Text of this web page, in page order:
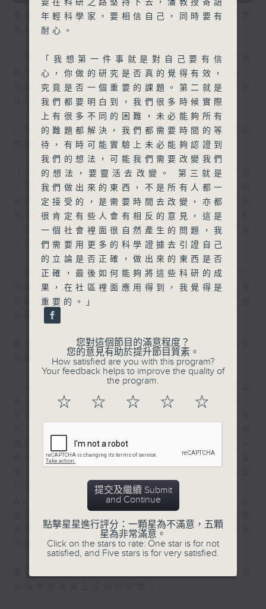
嘉賓：科技大學藝術與機器創造力學部、新興跨
學科領域學部講師秦仲宇博士
「我是秦仲宇博士，我在香港科技大學新興跨學
科領域學部和藝術與機器創造力學部擔任講師，
我的研究方向特別針對藝術科技，尤其是藝術科
技本身的Art ID（藝術認證）。」
在科研路上，秦博士遇到的挑戰是外界長期將區
塊鏈的技術與NFT混淆。
「我由2022年開始提出這個題目，到現在很多
人都誤會了這是NFT。NFT當初都是標榜了用
區塊鏈技術 ，所以很多人都會認為如果藝術品
用區塊鏈，那就是NFT。其實我就很抗拒有
NFT這個聯想，因為NFT（熱潮）當時有很多
人以此行騙。」
「我入科技大學第一篇的學術文章，就是說NFT
的應用場面不是很清晰，亦都很多誤會。但是真
正的區塊鏈技術，未來是要用一個 Art ID（藝
術認證）的標準裡面。」
展望未來，秦博士希望藝術身份認證系統能夠普
及並推動法規與時並進。
「未來十年的願景，所有藝術家都有機會去登記
自己的作品，這是第一件事。登記作品的同時，
學院，譬如歐洲或者是一些比較大的藝術學院。
再未來就是會有一些博物館級的藝術機構去支
在AI生成的（藝術品）其實版權都不成熟，
Web3都要在合法合規才可以經營得到，所以在
是需要慢慢跟著法規，甚至乎去提議給一些立法
的機構。」
最後，秦博士寄語年輕科學家，科研最重要的是
要在科研之路堅持下去，潘教授寄語
年輕科學家，要相信自己，同時要有
耐心。
「我想第一件事就是對自己要有信
心，你做的研究是否真的覺得有效，
究竟是否一個重要的課題。第二就是
我們都要明白到，我們很多時候實際
上有很多不同的困難，未必能夠所有
的難題都解決，我們都需要時間的等
待，有時可能實驗上未必能夠認證到
我們的想法，可能我們需要改變我們
的想法，要靈活去改變。 第三就是
我們做出來的東西，不是所有人都一
定接受的，是需要時間去改變，亦都
很肯定有些人會有相反的意見，這是
一個社會裡面很自然產生的問題，我
們需要用更多的科學證據去引證自己
的立論是否正確，做出來的東西是否
正確，最後如何能夠將這些科研的成
果，在社區裡面應用得到，我覺得是
重要的。」
您對這個節目的滿意程度？
您的意見有助於提升節目質素。
How satisfied are you with this program?
Your feedback helps to improve the quality of
the program.
☆ ☆ ☆ ☆ ☆
提交及繼續 Submit
and Continue
點擊星星進行評分：一顆星為不滿意，五顆
星為非常滿意。
Click on the stars to rate: One star is for not
satisfied, and Five stars is for very satisfied.